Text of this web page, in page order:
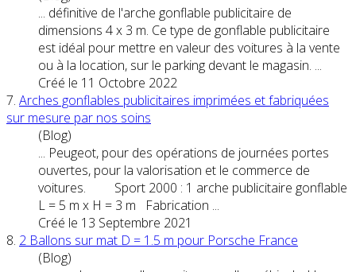
... définitive de l'arche gonflable publicitaire de
dimensions 4 x 3 m. Ce type de gonflable publicitaire
est idéal pour mettre en valeur des voitures à la vente
ou à la location, sur le parking devant le magasin. ...
Créé le 11 Octobre 2022
7. Arches gonflables publicitaires imprimées et fabriquées
sur mesure par nos soins
(Blog)
... Peugeot, pour des opérations de journées portes
ouvertes, pour la valorisation et le commerce de
voitures. Sport 2000 : 1 arche publicitaire gonflable
L = 5 m x H = 3 m Fabrication ...
Créé le 13 Septembre 2021
8. 2 Ballons sur mat D = 1.5 m pour Porsche France
(Blog)